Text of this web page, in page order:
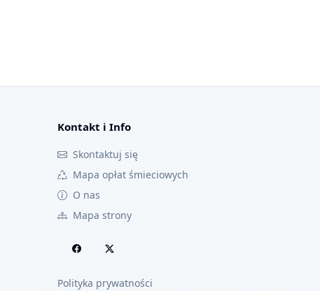
Kontakt i Info
Skontaktuj się
Mapa opłat śmieciowych
O nas
Mapa strony
Polityka prywatności